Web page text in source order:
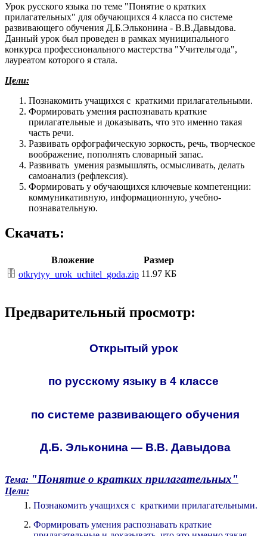
Урок русского языка по теме "Понятие о кратких
прилагательных" для обучающихся 4 класса по системе
развивающего обучения Д.Б.Эльконина - В.В.Давыдова.
Данный урок был проведен в рамках муниципального
конкурса профессионального мастерства "Учительгода",
лауреатом которого я стала.
Цели:
Познакомить учащихся с краткими прилагательными.
Формировать умения распознавать краткие
прилагательные и доказывать, что это именно такая
часть речи.
Развивать орфографическую зоркость, речь, творческое
воображение, пополнять словарный запас.
Развивать умения размышлять, осмысливать, делать
самоанализ (рефлексия).
Формировать у обучающихся ключевые компетенции:
коммуникативную, информационную, учебно-
познавательную.
Скачать:
Вложение
Размер
otkrytyy_urok_uchitel_goda.zip 11.97 КБ
Предварительный просмотр:
Открытый урок
по русскому языку в 4 классе
по системе развивающего обучения
Д.Б. Эльконина — В.В. Давыдова
Тема: "Понятие о кратких прилагательных"
Цели:
Познакомить учащихся с краткими прилагательными.
Формировать умения распознавать краткие